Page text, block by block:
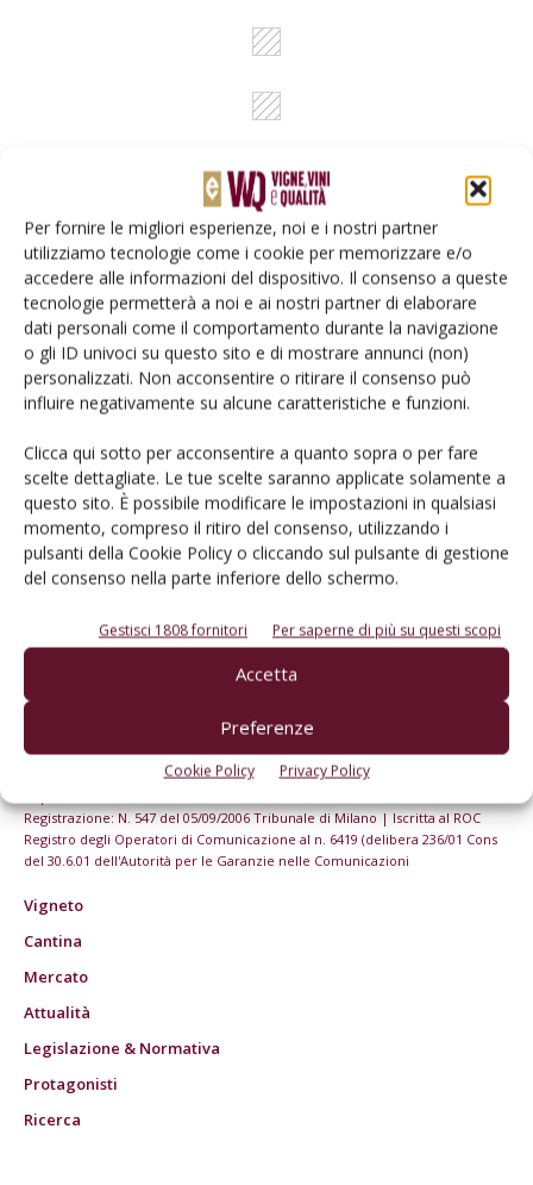
Per fornire le migliori esperienze, noi e i nostri partner
utilizziamo tecnologie come i cookie per memorizzare e/o
accedere alle informazioni del dispositivo. Il consenso a queste
tecnologie permetterà a noi e ai nostri partner di elaborare
dati personali come il comportamento durante la navigazione
o gli ID univoci su questo sito e di mostrare annunci (non)
personalizzati. Non acconsentire o ritirare il consenso può
influire negativamente su alcune caratteristiche e funzioni.
Clicca qui sotto per acconsentire a quanto sopra o per fare
scelte dettagliate. Le tue scelte saranno applicate solamente a
questo sito. È possibile modificare le impostazioni in qualsiasi
momento, compreso il ritiro del consenso, utilizzando i
pulsanti della Cookie Policy o cliccando sul pulsante di gestione
del consenso nella parte inferiore dello schermo.
Gestisci 1808 fornitori Per saperne di più su questi scopi
Accetta
Preferenze
Cookie Policy Privacy Policy
Rimani aggiornato sul mondo
dell’agricoltura
Iscriviti alle nostre newsletter
© Tecniche Nuove Spa. Tutti i diritti riservati. Sede legale Via Eritrea 21 -
20157 Milano | Codice fiscale, Partita IVA e Iscrizione al Registro delle
Registrazione: N. 547 del 05/09/2006 Tribunale di Milano | Iscritta al ROC
Registro degli Operatori di Comunicazione al n. 6419 (delibera 236/01 Cons
del 30.6.01 dell'Autorità per le Garanzie nelle Comunicazioni
Vigneto
Cantina
Mercato
Attualità
Legislazione & Normativa
Protagonisti
Ricerca